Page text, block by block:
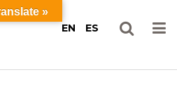
EN ES
»